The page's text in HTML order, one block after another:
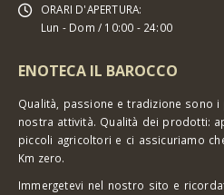
ORARI D'APERTURA:
Lun - Dom / 10:00 - 24:00
ENOTECA IL BAROCCO
Qualità, passione e tradizione sono
nostra attività. Qualità dei prodotti:
piccoli agricoltori e ci assicuriamo
Km zero.
Immergetevi nel nostro sito e